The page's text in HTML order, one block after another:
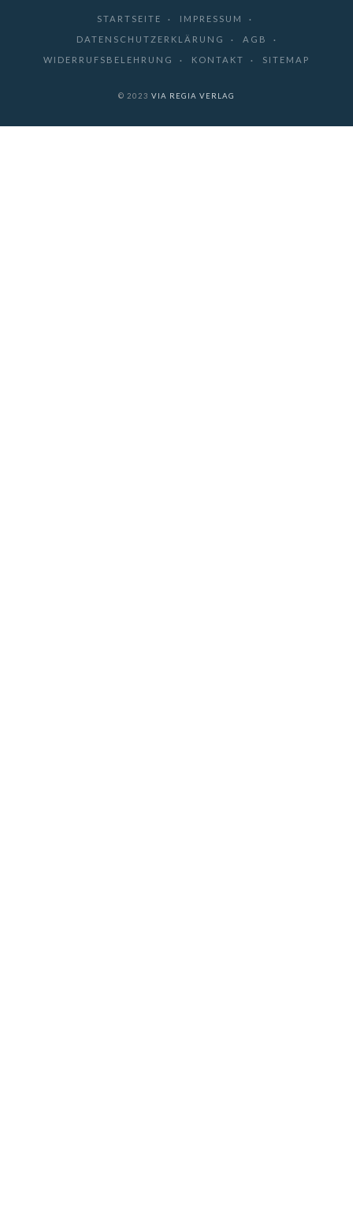
STARTSEITE
IMPRESSUM
DATENSCHUTZERKLÄRUNG
AGB
WIDERRUFSBELEHRUNG
KONTAKT SITEMAP
© 2023 VIA REGIA VERLAG